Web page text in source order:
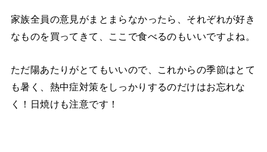
家族全員の意見がまとまらなかったら、それぞれが好き
なものを買ってきて、ここで食べるのもいいですよね。
ただ陽あたりがとてもいいので、これからの季節はとて
も暑く、熱中症対策をしっかりするのだけはお忘れな
く！日焼けも注意です！